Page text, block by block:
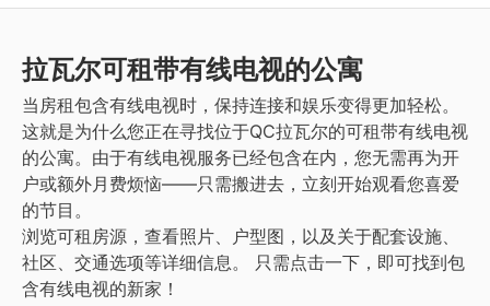
拉瓦尔可租带有线电视的公寓
当房租包含有线电视时，保持连接和娱乐变得更加轻松。
这就是为什么您正在寻找位于QC拉瓦尔的可租带有线电视
的公寓。由于有线电视服务已经包含在内，您无需再为开
户或额外月费烦恼——只需搬进去，立刻开始观看您喜爱
的节目。
浏览可租房源，查看照片、户型图，以及关于配套设施、
社区、交通选项等详细信息。
只需点击一下，即可找到包
含有线电视的新家！